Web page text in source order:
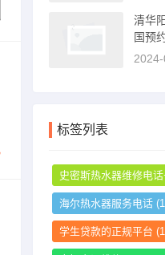
清华
国预
阳能
标签列表
史密斯热水器维修电
海尔热水器服务电话
学生贷款的正规平台